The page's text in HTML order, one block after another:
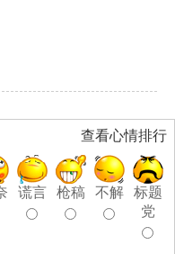
查看心情排行
谎言 枪稿 不解
标题
党